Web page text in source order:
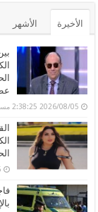
الأخيرة الأشهر
2026/08/05 2:38:25 مساءً